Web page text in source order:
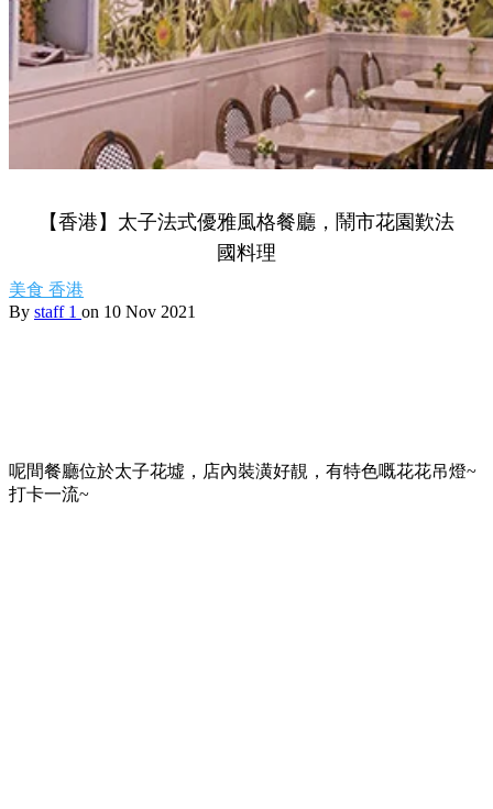
【香港】太子法式優雅風格餐廳，鬧市花園歎法
國料理
美食 香港
By staff 1 on 10 Nov 2021
呢間餐廳位於太子花墟，店內裝潢好靚，有特色嘅花花吊燈~
打卡一流~